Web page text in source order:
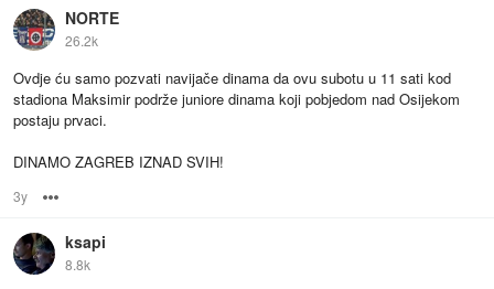
NORTE
26.2k
Ovdje ću samo pozvati navijače dinama da ovu subotu u 11 sati kod
stadiona Maksimir podrže juniore dinama koji pobjedom nad Osijekom
postaju prvaci.
DINAMO ZAGREB IZNAD SVIH!
3y
ksapi
8.8k